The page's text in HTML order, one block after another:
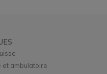
et ambulatoire